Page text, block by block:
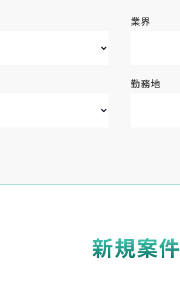
業界
勤務地
新規案